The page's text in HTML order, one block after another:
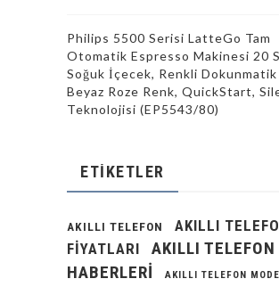
Philips 5500 Serisi LatteGo Tam
Otomatik Espresso Makinesi 20
Soğuk İçecek, Renkli Dokunmatik
Beyaz Roze Renk, QuickStart,
Teknolojisi (EP5543/80)
ETIKETLER
AKILLI TELEFON
AKILLI
FIYATLARI
AKILLI TELEFON
HABERLERI
AKILLI TELEFON